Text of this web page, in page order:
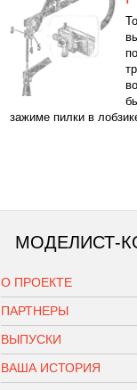
зажиме пилки в
МОДЕЛИСТ-
О ПРОЕКТЕ
ПАРТНЕРЫ
ВЫПУСКИ
ВАША ИСТОРИЯ